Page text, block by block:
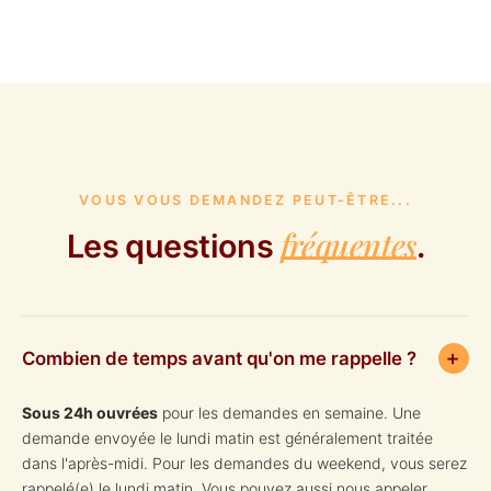
VOUS VOUS DEMANDEZ PEUT-ÊTRE...
Les questions fréquentes.
Combien de temps avant qu'on me rappelle ? ×
Sous 24h ouvrées pour les demandes en semaine. Une
demande envoyée le lundi matin est généralement traitée
dans l'après-midi. Pour les demandes du weekend, vous serez